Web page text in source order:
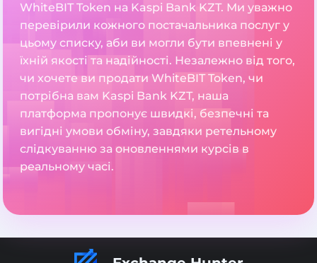
WhiteBIT Token на Kaspi Bank KZT. Ми уважно
перевірили кожного постачальника послуг у
цьому списку, аби ви могли бути впевнені у
їхній якості та надійності. Незалежно від того,
чи хочете ви продати WhiteBIT Token, чи
потрібна вам Kaspi Bank KZT, наша
платформа пропонує швидкі, безпечні та
вигідні умови обміну, завдяки ретельному
слідкуванню за оновленнями курсів в
реальному часі.